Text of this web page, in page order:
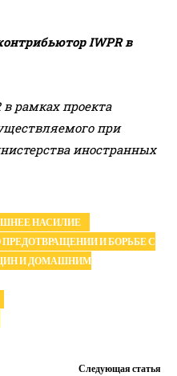
IWPR в
​​в рамках проекта
при
иностранных
НАСИЛИЕ
И БОРЬБЕ С
И ДОМАШНИМ
Следующая статья